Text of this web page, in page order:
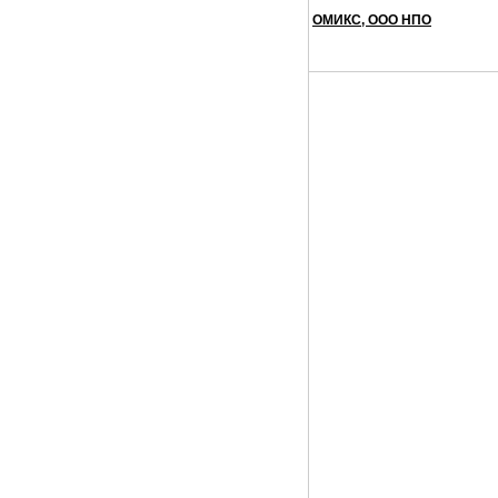
ОМИКС, ООО НПО